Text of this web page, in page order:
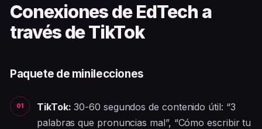
Conexiones de EdTech a
través de TikTok
Paquete de minilecciones
TikTok: 30-60 segundos de contenido útil: “3
palabras que pronuncias mal”, “Cómo escribir tu